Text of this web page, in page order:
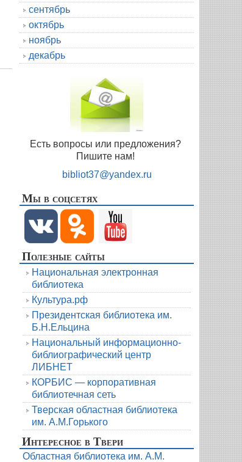
сентябрь
октябрь
ноябрь
декабрь
Есть вопросы или предложения?
Пишите нам!
bibliot37@yandex.ru
Мы в соцсетях
Полезные сайты
Национальная электронная
библиотека
Культура.рф
Президентская библиотека им.
Б.Н.Ельцина
Национальный информационно-
библиографический центр
ЛИБНЕТ
КОРБИС — корпоративная
библиотечная сеть
Тверская областная библиотека
им. А.М.Горького
Интересное в Твери
Областная библиотека им. А.М.